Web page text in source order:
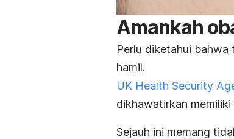
Amankah
Perlu diketahui
hamil.
UK Health Security
dikhawatirkan
Sejauh ini memang